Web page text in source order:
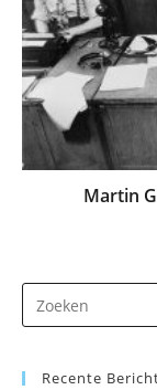
Martin
Recente